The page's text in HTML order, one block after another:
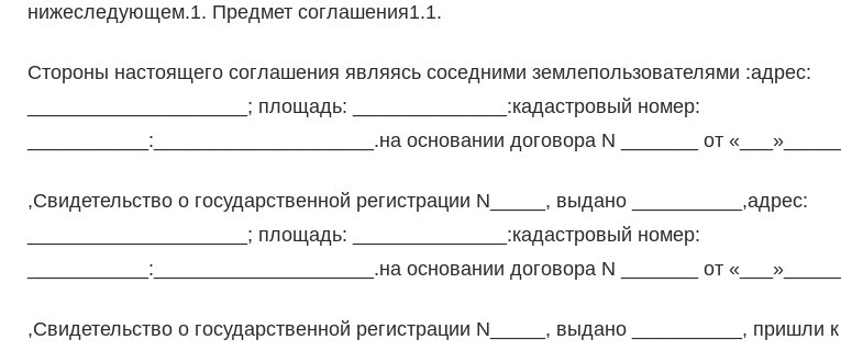
нижеследующем.1. Предмет соглашения1.1.
Стороны настоящего соглашения являясь соседними землепользователями :адрес:
____________________; площадь: ______________:кадастровый номер:
___________:____________________.на основании договора N _______ от
,Свидетельство о государственной регистрации N_____, выдано __________,адрес:
____________________; площадь: ______________:кадастровый номер:
___________:____________________.на основании договора N _______ от
,Свидетельство о государственной регистрации N_____, выдано __________, пришли